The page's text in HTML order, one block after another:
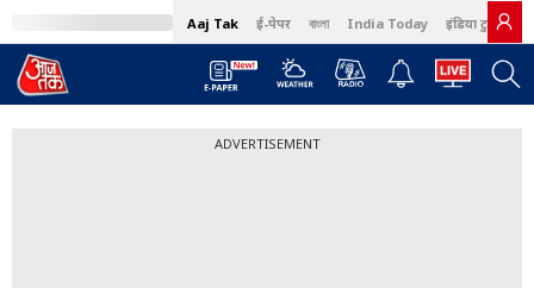
Aaj Tak ई-पेपर বাংলা India Today इंडिया टुडे हिंदी
MumbaiTak Cosmopolitan Harper's Bazaar Northeast
ADVERTISEMENT